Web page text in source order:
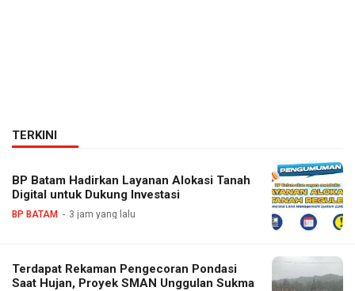
TERKINI
BP Batam Hadirkan Layanan Alokasi Tanah
Digital untuk Dukung Investasi
BP BATAM 3 jam yang lalu
Terdapat Rekaman Pengecoran Pondasi
Saat Hujan, Proyek SMAN Unggulan Sukma